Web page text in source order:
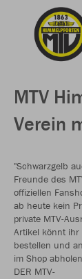
MTV
Verein
"Schwarzgelb
Freunde des
offiziellen
ab heute kein
private MTV-
Artikel könnt ihr
bestellen und
im Shop
DER MTV-